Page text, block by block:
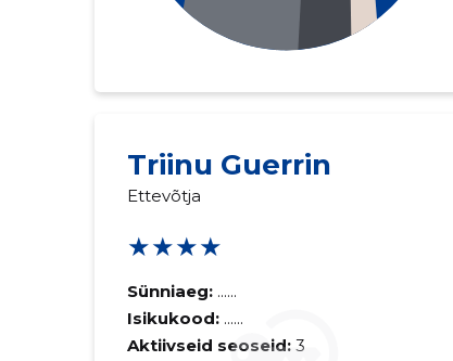
Triinu Guerrin
Ettevõtja
★★★★
Sünniaeg: ......
Isikukood: ......
Aktiivseid seoseid: 3